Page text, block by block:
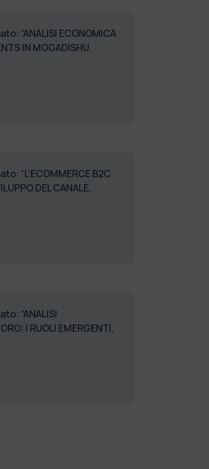
“ANALISI ECONOMICA
IN MOGADISHU.
“L'ECOMMERCE B2C
DEL CANALE.
“ANALISI
I RUOLI EMERGENTI,